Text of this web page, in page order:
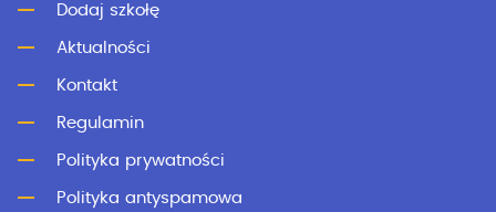
Dodaj szkołę
Aktualności
Kontakt
Regulamin
Polityka prywatności
Polityka antyspamowa